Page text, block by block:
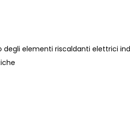
elementi riscaldanti elettrici